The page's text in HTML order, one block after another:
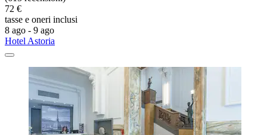
72 €
tasse e oneri inclusi
8 ago - 9 ago
Hotel Astoria